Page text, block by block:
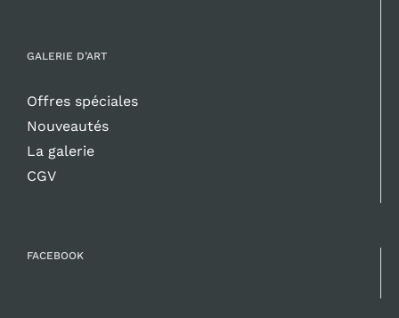
GALERIE D’ART
Offres spéciales
Nouveautés
La galerie
CGV
FACEBOOK